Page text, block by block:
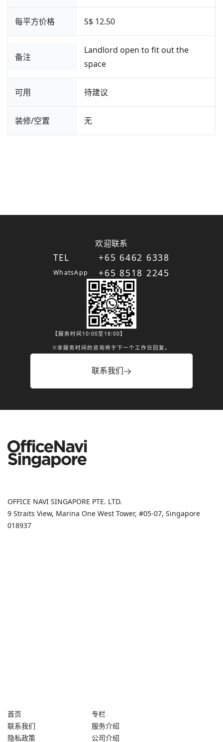
每平方价格 S$ 12.50
备注
Landlord open to fit out the
space
可用 待建议
装修/空置 无
欢迎联系
TEL
WhatsApp
+65 6462 6338
+65 8518 2245
【服务时间10:00至18:00】
※非服务时间的咨询将于下一个工作日回复。
联系我们
OFFICE NAVI SINGAPORE PTE. LTD.
9 Straits View, Marina One West Tower, #05-07, Singapore
018937
首页
专栏
联系我们
服务介绍
隐私政策
公司介绍